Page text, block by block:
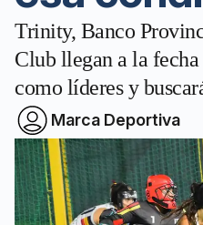
Trinity, Banco
Club llegan a la
como líderes y
Marca Deportiva